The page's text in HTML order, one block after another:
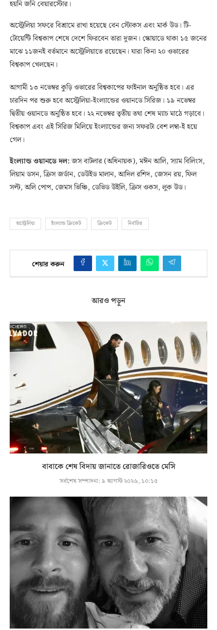
হয়নি জনি বেয়ারস্টোর।
অস্ট্রেলিয়া সফরে বিশ্রামে রাখা হয়েছে বেন স্টোকস এবং মার্ক উড। টি-
টোয়েন্টি বিশ্বকাপ শেষে দেশে ফিরবেন তারা দুজন। স্কোয়াডে থাকা ১৫ জনের
মাঝে ১১জনই বর্তমানে অস্ট্রেলিয়াতে রয়েছেন। যারা কিনা ২০ ওভারের
বিশ্বকাপ খেলছেন।
আগামী ১৩ নভেম্বর কুড়ি ওভারের বিশ্বকাপের ফাইনাল অনুষ্ঠিত হবে। এর
চারদিন পর শুরু হবে অস্ট্রেলিয়া-ইংল্যান্ডের ওয়ানডে সিরিজ। ১৯ নভেম্বর
দ্বিতীয় ওয়ানডে অনুষ্ঠিত হবে। ২২ নভেম্বর তৃতীয় তথা শেষ ম্যাচ মাঠে গড়াবে।
বিশ্বকাপ এবং এই সিরিজ মিলিয়ে ইংল্যান্ডের জন্য সফরটা বেশ লম্বা-ই হয়ে
গেল।
ইংল্যান্ড ওয়ানডে দল: জস বাটলার (অধিনায়ক), মঈন আলি, স্যাম বিলিংস,
লিয়াম ডসন, ক্রিস জর্ডান, ডেউইড মালান, আদিল রশিদ, জেসন রয়, ফিল
সল্ট, অলি পোপ, জেমস ভিঞ্চি, ডেভিড উইলি, ক্রিস ওকস, লুক উড।
অস্ট্রেলিয়া ইংল্যান্ড ক্রিকেট ক্রিকেট নির্বাচিত
শেয়ার করুন
আরও পড়ুন
বাবাকে শেষ বিদায় জানাতে রোজারিওতে মেসি
সর্বশেষ সম্পাদনা: ৯ আগস্ট ২০২৬, ১০:১৫